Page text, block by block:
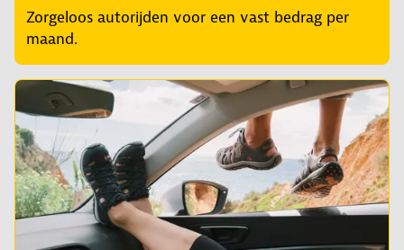
Zorgeloos autorijden voor een vast bedrag per
maand.